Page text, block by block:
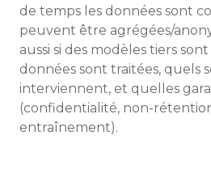
de temps les données sont
peuvent être agrégées/
aussi si des modèles tiers
données sont traitées, quels
interviennent, et quelles
(confidentialité, non-
entraînement).